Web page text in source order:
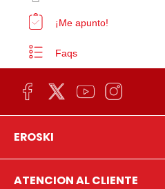
¡Me apunto!
Faqs
EROSKI
ATENCION AL CLIENTE